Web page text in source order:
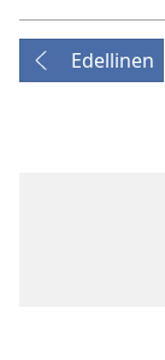
Edellinen